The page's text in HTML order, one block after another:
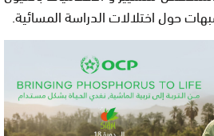
حول اختلالات الدراسة المسائية.